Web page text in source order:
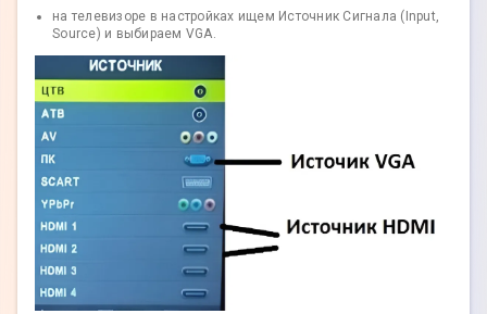
на телевизоре в настройках ищем Источник Сигнала (Input,
Source) и выбираем VGA.